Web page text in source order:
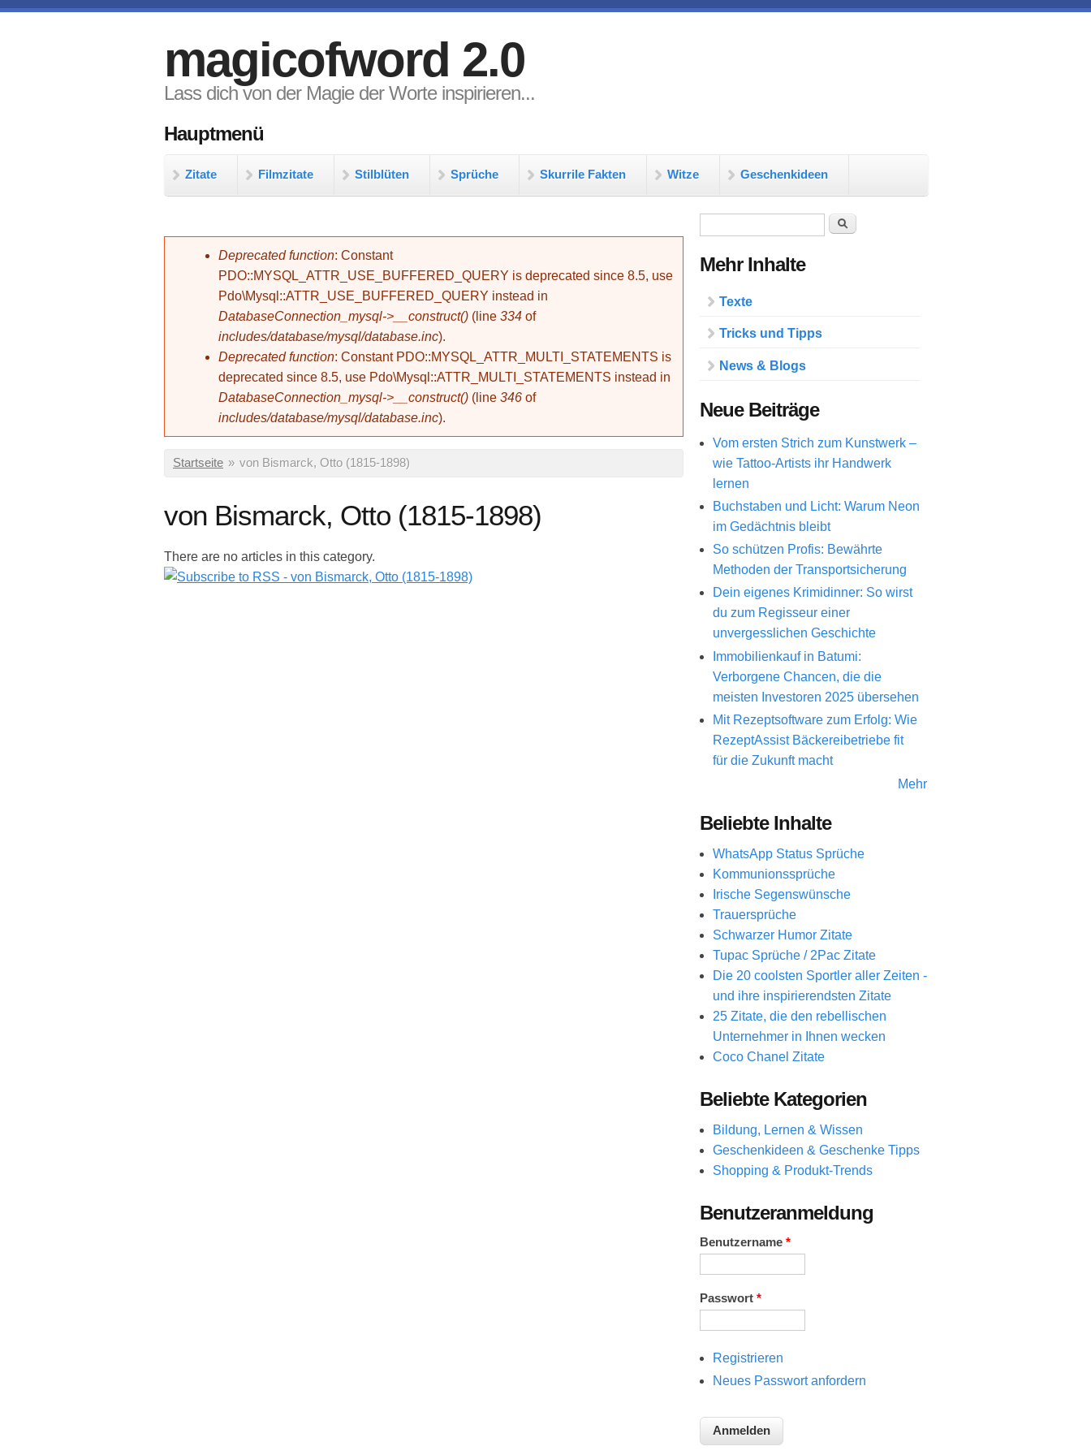
magicofword 2.0
Lass dich von der Magie der Worte inspirieren...
Hauptmenü
Zitate Filmzitate Stilblüten Sprüche Skurrile Fakten Witze Geschenkideen
Fehlermeldung
Deprecated function: Constant
PDO::MYSQL_ATTR_USE_BUFFERED_QUERY is deprecated since 8.5, use
Pdo\Mysql::ATTR_USE_BUFFERED_QUERY instead in
DatabaseConnection_mysql->__construct() (line 334 of
includes/database/mysql/database.inc).
Deprecated function: Constant PDO::MYSQL_ATTR_MULTI_STATEMENTS is
deprecated since 8.5, use Pdo\Mysql::ATTR_MULTI_STATEMENTS instead in
DatabaseConnection_mysql->__construct() (line 346 of
includes/database/mysql/database.inc).
Sie sind hier
Startseite » von Bismarck, Otto (1815-1898)
von Bismarck, Otto (1815-1898)
There are no articles in this category.
Suche
Mehr Inhalte
Texte
Tricks und Tipps
News & Blogs
Neue Beiträge
Vom ersten Strich zum Kunstwerk –
wie Tattoo-Artists ihr Handwerk
lernen
Buchstaben und Licht: Warum Neon
im Gedächtnis bleibt
So schützen Profis: Bewährte
Methoden der Transportsicherung
Dein eigenes Krimidinner: So wirst
du zum Regisseur einer
unvergesslichen Geschichte
Immobilienkauf in Batumi:
Verborgene Chancen, die die
meisten Investoren 2025 übersehen
Mit Rezeptsoftware zum Erfolg: Wie
RezeptAssist Bäckereibetriebe fit
für die Zukunft macht
Mehr
Beliebte Inhalte
WhatsApp Status Sprüche
Kommunionssprüche
Irische Segenswünsche
Trauersprüche
Schwarzer Humor Zitate
Tupac Sprüche / 2Pac Zitate
Die 20 coolsten Sportler aller Zeiten -
und ihre inspirierendsten Zitate
25 Zitate, die den rebellischen
Unternehmer in Ihnen wecken
Coco Chanel Zitate
Beliebte Kategorien
Bildung, Lernen & Wissen
Geschenkideen & Geschenke Tipps
Shopping & Produkt-Trends
Benutzeranmeldung
Benutzername *
Passwort *
Registrieren
Neues Passwort anfordern